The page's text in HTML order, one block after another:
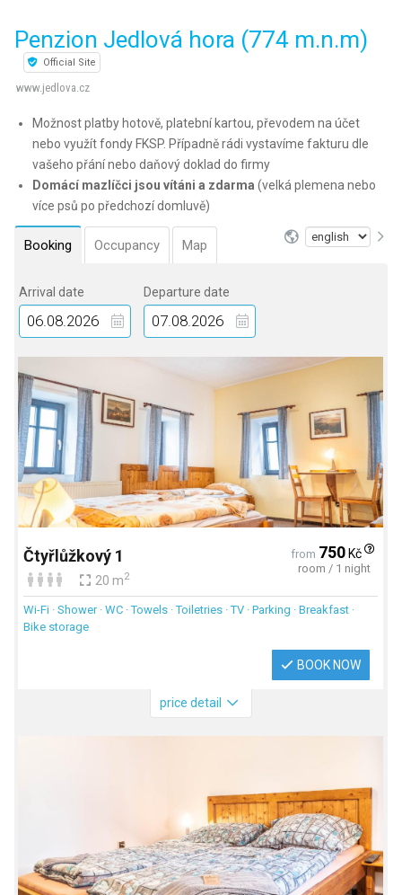
Penzion Jedlová hora (774 m.n.m)
Official Site
www.jedlova.cz
Možnost platby hotově, platební kartou, převodem na účet
nebo využít fondy FKSP. Případně rádi vystavíme fakturu dle
vašeho přání nebo daňový doklad do firmy
Domácí mazlíčci jsou vítáni a zdarma (velká plemena nebo
více psů po předchozí domluvě)
Booking Occupancy Map
Arrival date Departure date
Čtyřlůžkový 1
20 m2
from 750Kč
room / 1 night
Wi-Fi · Shower · WC · Towels · Toiletries · TV · Parking · Breakfast ·
Bike storage
BOOK NOW
price detail